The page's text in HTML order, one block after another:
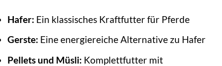
Hafer: Ein klassisches Kraftfutter für Pferde
Gerste: Eine energiereiche Alternative zu Hafer
Pellets und Müsli: Komplettfutter mit